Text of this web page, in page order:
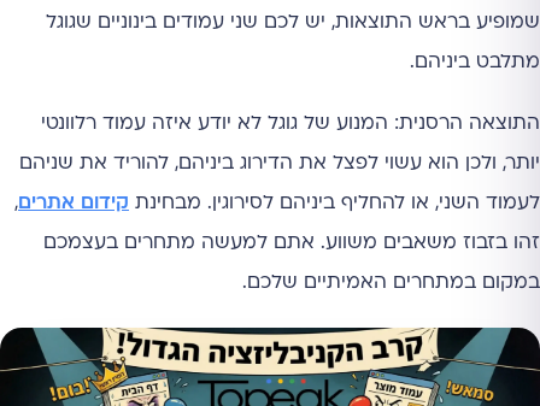
שמופיע בראש התוצאות, יש לכם שני עמודים בינוניים שגוגל
מתלבט ביניהם.
התוצאה הרסנית: המנוע של גוגל לא יודע איזה עמוד רלוונטי
יותר, ולכן הוא עשוי לפצל את הדירוג ביניהם, להוריד את שניהם
לעמוד השני, או להחליף ביניהם לסירוגין. מבחינת קידום אתרים,
זהו בזבוז משאבים משווע. אתם למעשה מתחרים בעצמכם
במקום במתחרים האמיתיים שלכם.